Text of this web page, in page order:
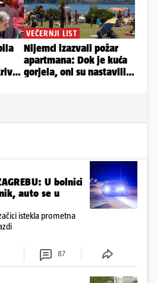
U bolnici
auto se u
istekla prometna
87